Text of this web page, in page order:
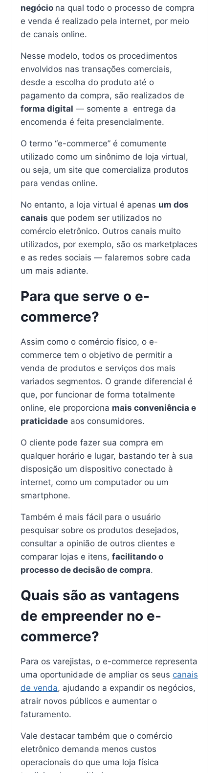
negócio na qual todo o processo de compra
e venda é realizado pela internet, por meio
de canais online.
Nesse modelo, todos os procedimentos
envolvidos nas transações comerciais,
desde a escolha do produto até o
pagamento da compra, são realizados de
forma digital — somente a entrega da
encomenda é feita presencialmente.
O termo “e-commerce” é comumente
utilizado como um sinônimo de loja virtual,
ou seja, um site que comercializa produtos
para vendas online.
No entanto, a loja virtual é apenas um dos
canais que podem ser utilizados no
comércio eletrônico. Outros canais muito
utilizados, por exemplo, são os marketplaces
e as redes sociais — falaremos sobre cada
um mais adiante.
Para que serve o e-
commerce?
Assim como o comércio físico, o e-
commerce tem o objetivo de permitir a
venda de produtos e serviços dos mais
variados segmentos. O grande diferencial é
que, por funcionar de forma totalmente
online, ele proporciona mais conveniência e
praticidade aos consumidores.
O cliente pode fazer sua compra em
qualquer horário e lugar, bastando ter à sua
disposição um dispositivo conectado à
internet, como um computador ou um
smartphone.
Também é mais fácil para o usuário
pesquisar sobre os produtos desejados,
consultar a opinião de outros clientes e
comparar lojas e itens, facilitando o
processo de decisão de compra.
Quais são as vantagens
de empreender no e-
commerce?
Para os varejistas, o e-commerce representa
uma oportunidade de ampliar os seus canais
de venda, ajudando a expandir os negócios,
atrair novos públicos e aumentar o
faturamento.
Vale destacar também que o comércio
eletrônico demanda menos custos
operacionais do que uma loja física